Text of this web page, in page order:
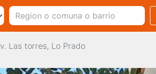
Las torres, Lo Prado